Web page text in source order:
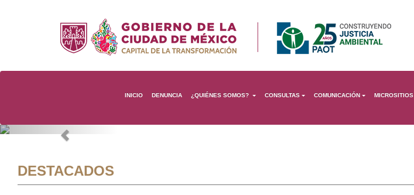
INICIO DENUNCIA ¿QUIÉNES SOMOS? CONSULTAS COMUNICACIÓN MICROSITIOS
Previous
DESTACADOS